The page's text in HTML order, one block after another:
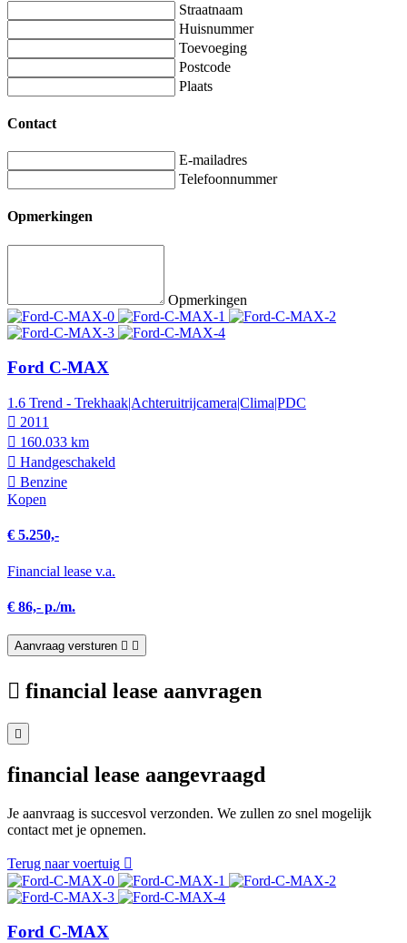
Straatnaam
Huisnummer
Toevoeging
Postcode
Plaats
Contact
E-mailadres
Telefoonnummer
Opmerkingen
Opmerkingen
Ford C-MAX
1.6 Trend - Trekhaak|Achteruitrijcamera|Clima|PDC
2011
160.033 km
Hand­geschakeld
Benzine
Kopen
€ 5.250,-
Financial lease v.a.
€ 86,- p./m.
Aanvraag versturen
financial lease aanvragen
financial lease aangevraagd
Je aanvraag is succesvol verzonden. We zullen zo snel mogelijk
contact met je opnemen.
Terug naar voertuig
Ford C-MAX